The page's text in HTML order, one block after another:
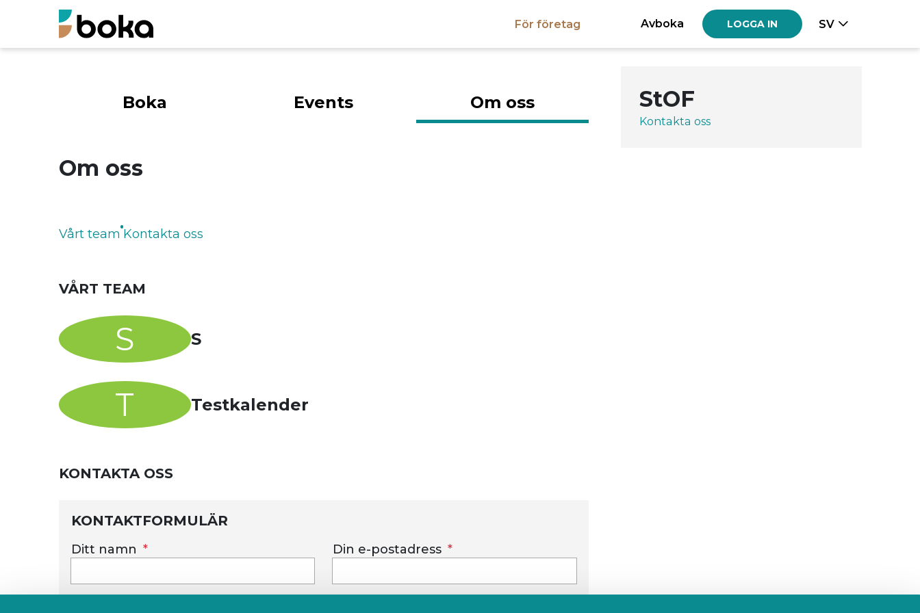
För företag Avboka LOGGA IN SV
StOF
Kontakta oss
Boka Events Om oss
Om oss
Vårt team Kontakta oss
VÅRT TEAM
S S
T Testkalender
KONTAKTA OSS
KONTAKTFORMULÄR
Ditt namn Din e-postadress